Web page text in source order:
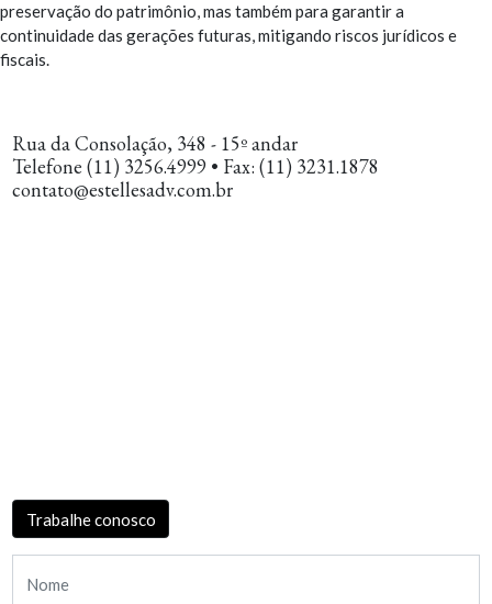
preservação do patrimônio, mas também para garantir a
continuidade das gerações futuras, mitigando riscos jurídicos e
fiscais.
Rua da Consolação, 348 - 15º andar
Telefone (11) 3256.4999 • Fax: (11) 3231.1878
contato@estellesadv.com.br
Trabalhe conosco